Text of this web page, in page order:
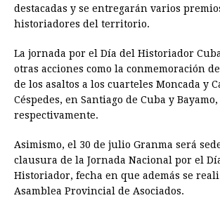
destacadas y se entregarán varios
historiadores del territorio.
La jornada por el Día del Historiador
otras acciones como la conmemoración
de los asaltos a los cuarteles Moncada y
Céspedes, en Santiago de Cuba y Bayamo,
respectivamente.
Asimismo, el 30 de julio Granma será
clausura de la Jornada Nacional por el
Historiador, fecha en que además se
Asamblea Provincial de Asociados.